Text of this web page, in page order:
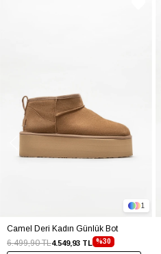
Camel Deri Kadın Günlük Bot
%30
4.549,93 TL
6.499,90 TL
1